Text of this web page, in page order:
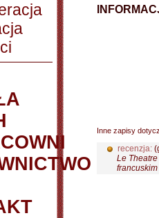
Inne zapisy
recenzja:
Le